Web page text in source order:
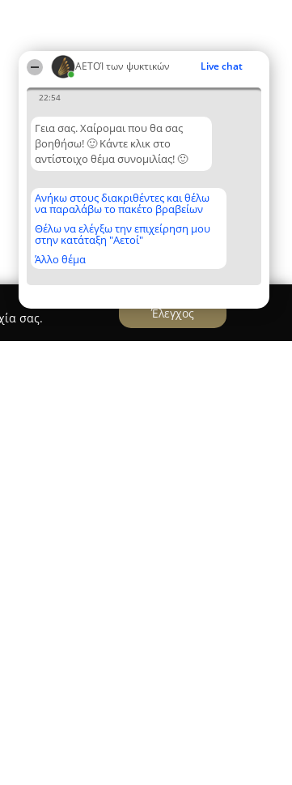
ΑΕΤΟΊ των ψυκτικών Live chat
22:54
Γεια σας. Χαίρομαι που θα σας
βοηθήσω! 🙂 Κάντε κλικ στο
αντίστοιχο θέμα συνομιλίας! 🙂
Ανήκω στους διακριθέντες και θέλω
να παραλάβω το πακέτο βραβείων
Θέλω να ελέγξω την επιχείρηση μου
στην κατάταξη "Αετοί"
Άλλο θέμα
σας.
Έλεγχος